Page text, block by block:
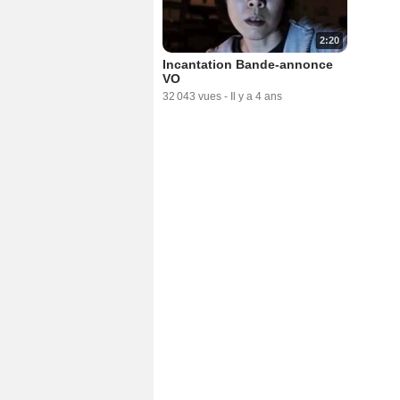
2:20
Incantation Bande-annonce
VO
32 043 vues - Il y a 4 ans